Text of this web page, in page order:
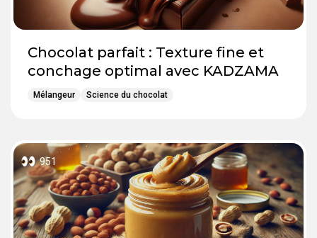
Chocolat parfait : Texture fine et
conchage optimal avec KADZAMA
Mélangeur Science du chocolat
951